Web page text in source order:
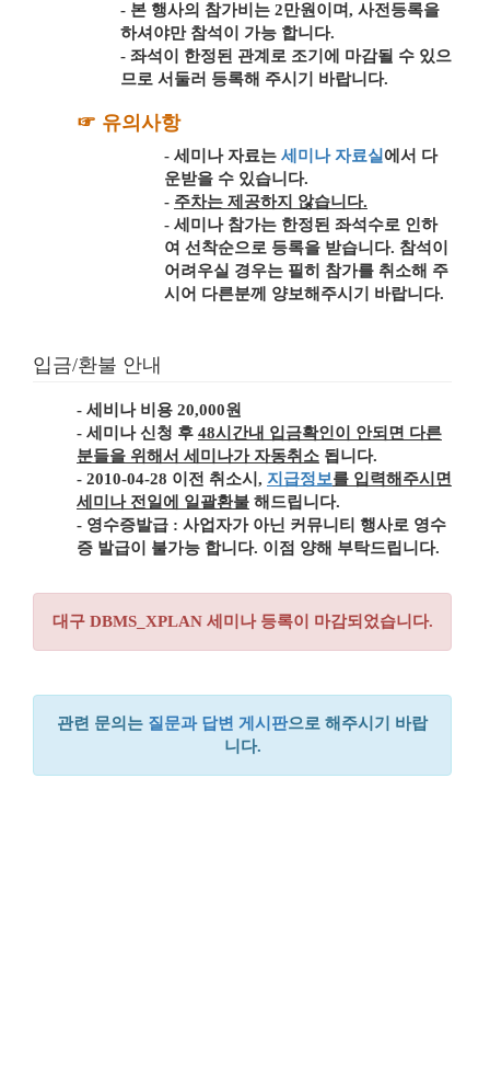
- 본 행사의 참가비는 2만원이며, 사전등록을
하셔야만 참석이 가능 합니다.
- 좌석이 한정된 관계로 조기에 마감될 수 있으
므로 서둘러 등록해 주시기 바랍니다.
☞ 유의사항
- 세미나 자료는 세미나 자료실에서 다
운받을 수 있습니다.
- 주차는 제공하지 않습니다.
- 세미나 참가는 한정된 좌석수로 인하
여 선착순으로 등록을 받습니다. 참석이
어려우실 경우는 필히 참가를 취소해 주
시어 다른분께 양보해주시기 바랍니다.
입금/환불 안내
- 세비나 비용 20,000원
- 세미나 신청 후 48시간내 입금확인이 안되면 다른
분들을 위해서 세미나가 자동취소 됩니다.
- 2010-04-28 이전 취소시, 지급정보를 입력해주시면
세미나 전일에 일괄환불 해드립니다.
- 영수증발급 : 사업자가 아닌 커뮤니티 행사로 영수
증 발급이 불가능 합니다. 이점 양해 부탁드립니다.
대구 DBMS_XPLAN 세미나 등록이 마감되었습니다.
관련 문의는 질문과 답변 게시판으로 해주시기 바랍
니다.